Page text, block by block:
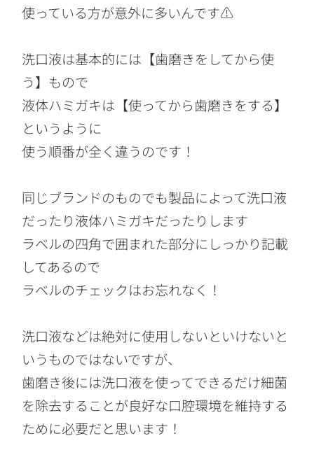
使っている方が意外に多いんです⚠️
洗口液は基本的には【歯磨きをしてから使
う】もので
液体ハミガキは【使ってから歯磨きをする】
というように
使う順番が全く違うのです！
同じブランドのものでも製品によって洗口液
だったり液体ハミガキだったりします
ラベルの四角で囲まれた部分にしっかり記載
してあるので
ラベルのチェックはお忘れなく！
洗口液などは絶対に使用しないといけないと
いうものではないですが、
歯磨き後には洗口液を使ってできるだけ細菌
を除去することが良好な口腔環境を維持する
ために必要だと思います！